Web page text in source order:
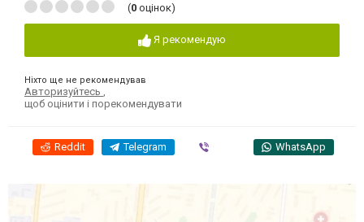
(0 оцінок)
Я рекомендую
Ніхто ще не рекомендував
Авторизуйтесь
щоб оцінити і порекомендувати
Reddit Telegram WhatsApp